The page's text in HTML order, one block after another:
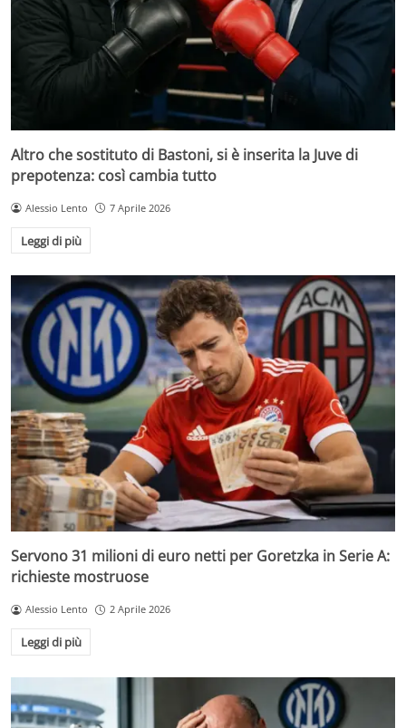
Altro che sostituto di Bastoni, si è inserita la Juve di
prepotenza: così cambia tutto
Alessio Lento 7 Aprile 2026
Leggi di più
Servono 31 milioni di euro netti per Goretzka in Serie A:
richieste mostruose
Alessio Lento 2 Aprile 2026
Leggi di più